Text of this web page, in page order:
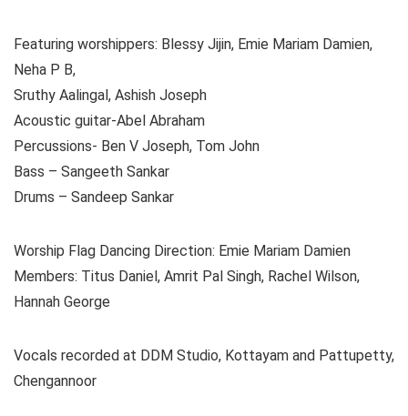
Featuring worshippers: Blessy Jijin, Emie Mariam Damien,
Neha P B,
Sruthy Aalingal, Ashish Joseph
Acoustic guitar-Abel Abraham
Percussions- Ben V Joseph, Tom John
Bass – Sangeeth Sankar
Drums – Sandeep Sankar
Worship Flag Dancing Direction: Emie Mariam Damien
Members: Titus Daniel, Amrit Pal Singh, Rachel Wilson,
Hannah George
Vocals recorded at DDM Studio, Kottayam and Pattupetty,
Chengannoor